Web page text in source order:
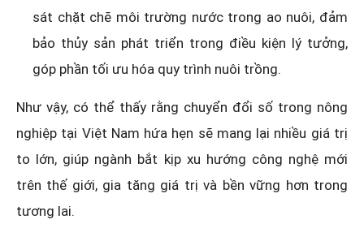
sát chặt chẽ môi trường nước trong ao nuôi, đảm
bảo thủy sản phát triển trong điều kiện lý tưởng,
góp phần tối ưu hóa quy trình nuôi trồng.
Như vậy, có thể thấy rằng chuyển đổi số trong nông
nghiệp tại Việt Nam hứa hẹn sẽ mang lại nhiều giá trị
to lớn, giúp ngành bắt kịp xu hướng công nghệ mới
trên thế giới, gia tăng giá trị và bền vững hơn trong
tương lai.